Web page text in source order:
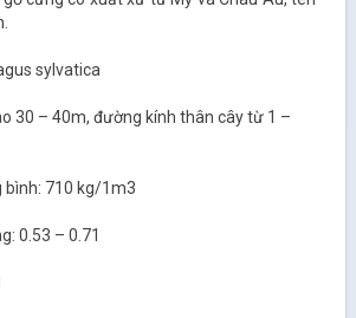
sylvatica
30 – 40m, đường kính thân cây từ 1 –
bình: 710 kg/1m3
0.53 – 0.71